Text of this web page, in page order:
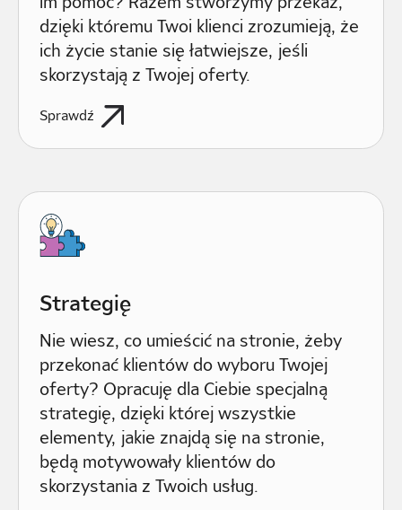
dzięki któremu Twoi klienci zrozumieją, że
ich życie stanie się łatwiejsze, jeśli
skorzystają z Twojej oferty.
Sprawdź
Strategię
Nie wiesz, co umieścić na stronie, żeby
przekonać klientów do wyboru Twojej
oferty? Opracuję dla Ciebie specjalną
strategię, dzięki której wszystkie
elementy, jakie znajdą się na stronie,
będą motywowały klientów do
skorzystania z Twoich usług.